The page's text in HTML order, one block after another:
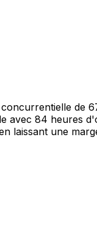
de
84 heures
laissant une